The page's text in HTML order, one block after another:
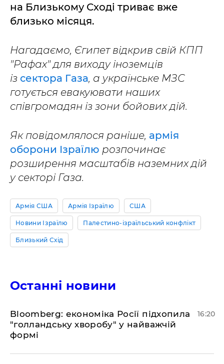
на Близькому Сході триває вже
близько місяця.
Нагадаємо, Єгипет відкрив свій КПП
"Рафах" для виходу іноземців
із сектора Газа, а українське МЗС
готується евакуювати наших
співгромадян із зони бойових дій.
Як повідомлялося раніше, армія
оборони Ізраїлю розпочинає
розширення масштабів наземних дій
у секторі Газа.
Армія США Армія Ізраїлю США
Новини Ізраїлю Палестино-ізраїльський конфлікт
Близький Схід
Останні новини
Bloomberg: економіка Росії підхопила
"голландську хворобу" у найважчій
формі
16:20